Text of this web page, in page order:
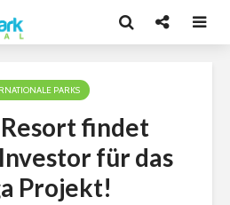
PARKS
findet
für das
Projekt!